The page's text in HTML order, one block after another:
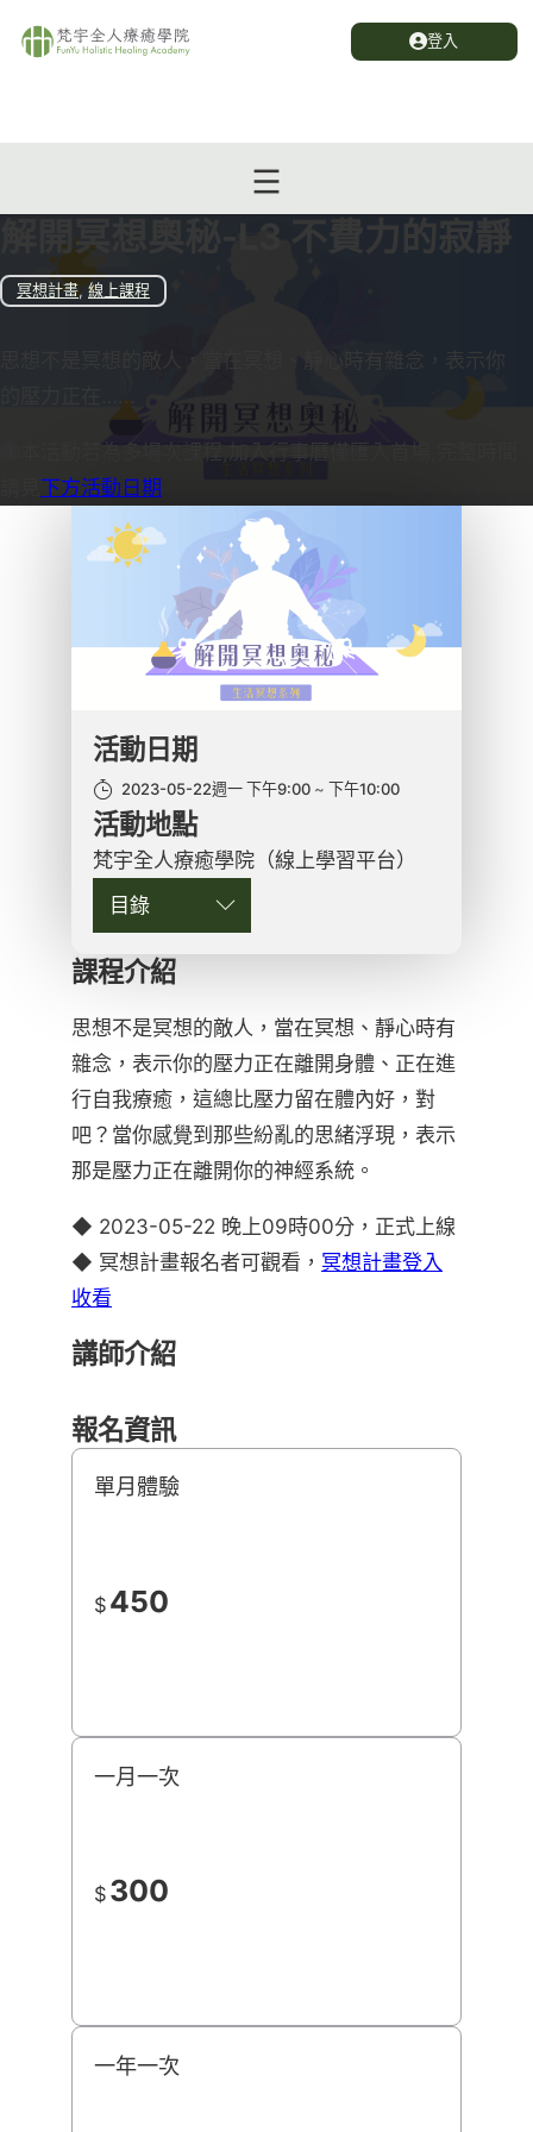
登入
解開冥想奧秘-L3 不費力的寂靜
冥想計畫,線上課程
思想不是冥想的敵人，當在冥想、靜心時有雜念，表示你
的壓力正在…...
本活動若為多場次課程,加入行事曆僅匯入首場,完整時間
下方活動日期
課程介紹
思想不是冥想的敵人，當在冥想、靜心時有
雜念，表示你的壓力正在離開身體、正在進
行自我療癒，這總比壓力留在體內好，對
吧？當你感覺到那些紛亂的思緒浮現，表示
那是壓力正在離開你的神經系統。
◆ 2023-05-22 晚上09時00分，正式上線
◆ 冥想計畫報名者可觀看， 冥想計畫登入
收看
講師介紹
報名資訊
單月體驗
$ 450
一月一次
$ 300
一年一次
活動日期
2023-05-22週一 下午9:00 下午10:00
活動地點
梵宇全人療癒學院（線上學習平台）
目錄